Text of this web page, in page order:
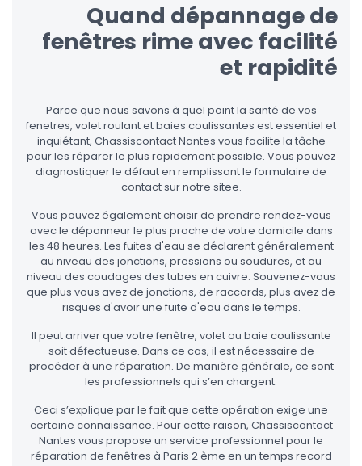
Quand dépannage de
fenêtres rime avec facilité
et rapidité
Parce que nous savons à quel point la santé de vos
fenetres, volet roulant et baies coulissantes est essentiel et
inquiétant, Chassiscontact Nantes vous facilite la tâche
pour les réparer le plus rapidement possible. Vous pouvez
diagnostiquer le défaut en remplissant le formulaire de
contact sur notre sitee.
Vous pouvez également choisir de prendre rendez-vous
avec le dépanneur le plus proche de votre domicile dans
les 48 heures. Les fuites d'eau se déclarent généralement
au niveau des jonctions, pressions ou soudures, et au
niveau des coudages des tubes en cuivre. Souvenez-vous
que plus vous avez de jonctions, de raccords, plus avez de
risques d'avoir une fuite d'eau dans le temps.
Il peut arriver que votre fenêtre, volet ou baie coulissante
soit défectueuse. Dans ce cas, il est nécessaire de
procéder à une réparation. De manière générale, ce sont
les professionnels qui s’en chargent.
Ceci s’explique par le fait que cette opération exige une
certaine connaissance. Pour cette raison, Chassiscontact
Nantes vous propose un service professionnel pour le
réparation de fenêtres à Paris 2 ème en un temps record